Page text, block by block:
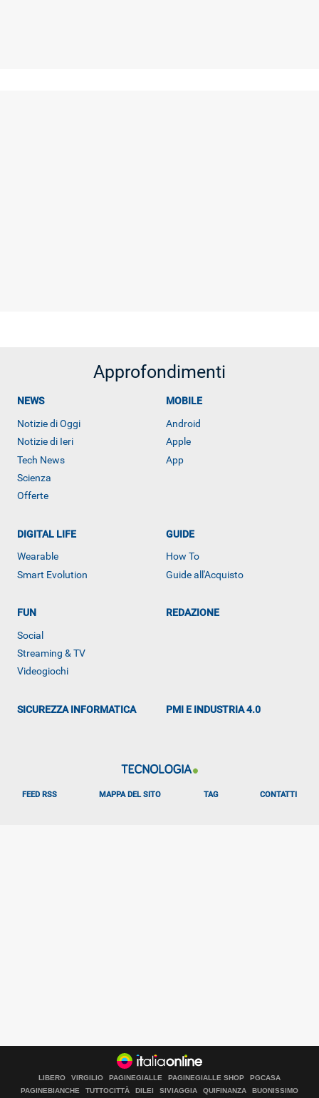
ALTRO
Approfondimenti
NEWS
Notizie di Oggi
Notizie di Ieri
Tech News
Scienza
Offerte
MOBILE
Android
Apple
App
DIGITAL LIFE
Wearable
Smart Evolution
GUIDE
How To
Guide all'Acquisto
FUN
Social
Streaming & TV
Videogiochi
REDAZIONE
SICUREZZA INFORMATICA PMI E INDUSTRIA 4.0
FEED RSS MAPPA DEL SITO TAG CONTATTI
LIBERO VIRGILIO PAGINEGIALLE PAGINEGIALLE SHOP
PGCASA
PAGINEBIANCHE
TUTTOCITTÀ DILEI SIVIAGGIA QUIFINANZA BUONISSIMO